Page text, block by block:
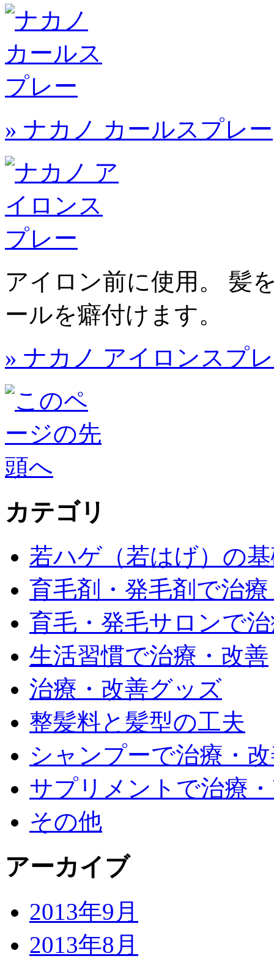
» ナカノ カールスプレー
アイロン前に使用。 髪
ールを癖付けます。
» ナカノ アイロンスプ
カテゴリ
若ハゲ（若はげ）の
育毛剤・発毛剤で治
育毛・発毛サロンで
生活習慣で治療・改善
治療・改善グッズ
整髪料と髪型の工夫
シャンプーで治療・
サプリメントで治療
その他
アーカイブ
2013年9月
2013年8月